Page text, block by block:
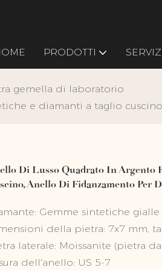
PRODOTTI
gemella di laboratorio
e diamanti a taglio
Di Lusso Quadrato In Argento
Anello Di Fidanzamento Per
Gemme sintetiche gialle
della pietra: 7x7 mm,
laterale: Moissanite (pietra
dell'anello: US 5-7